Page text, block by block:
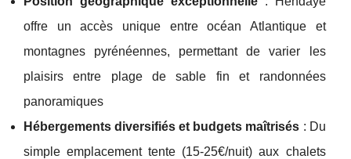
offre un accès unique entre océan Atlantique et
montagnes pyrénéennes, permettant de varier les
plaisirs entre plage de sable fin et randonnées
panoramiques
Hébergements diversifiés et budgets maîtrisés : Du
simple emplacement tente (15-25€/nuit) aux chalets